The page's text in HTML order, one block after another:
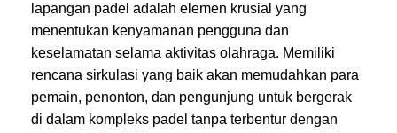
lapangan padel adalah elemen krusial yang
menentukan kenyamanan pengguna dan
keselamatan selama aktivitas olahraga. Memiliki
rencana sirkulasi yang baik akan memudahkan para
pemain, penonton, dan pengunjung untuk bergerak
di dalam kompleks padel tanpa terbentur dengan